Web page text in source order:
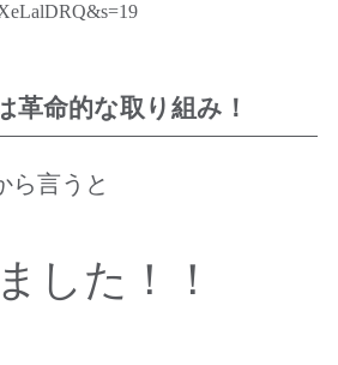
革命的な取り組み！
ら言うと
した！！